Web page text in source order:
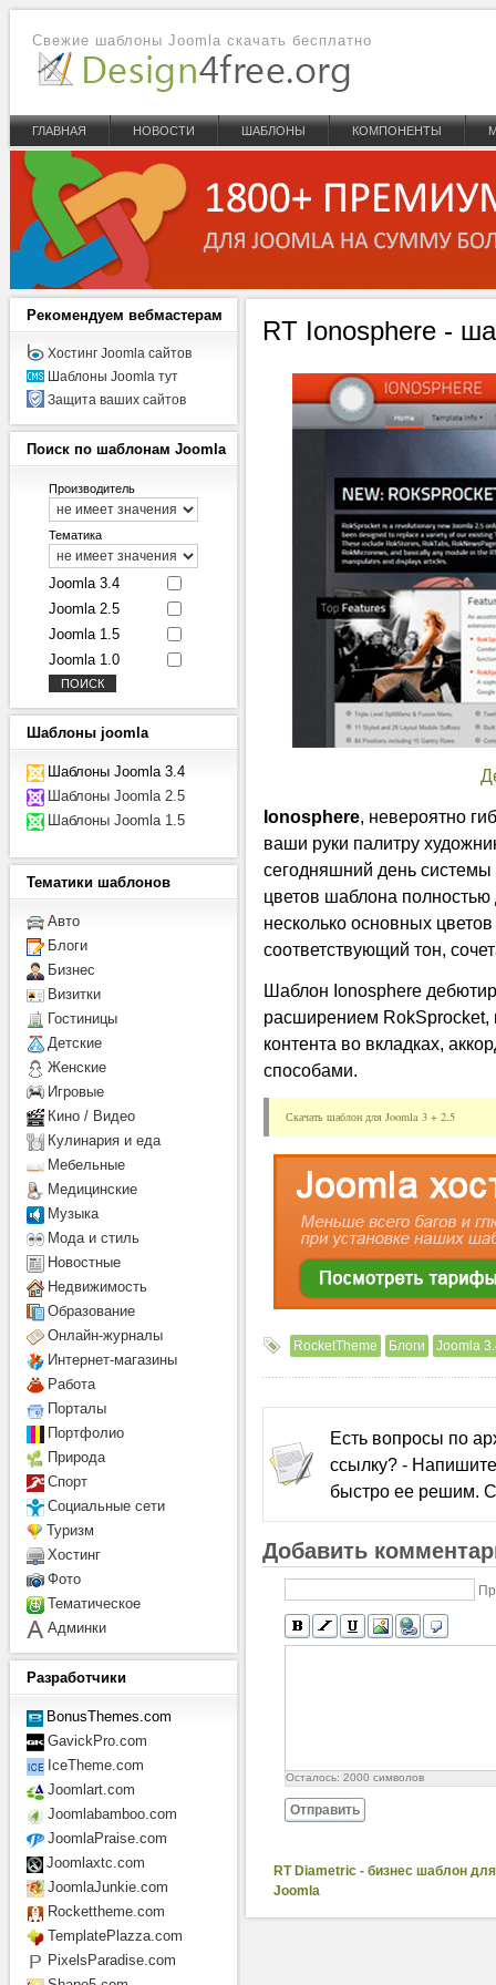
Свежие шаблоны Joomla скачать бесплатно
ГЛАВНАЯ НОВОСТИ ШАБЛОНЫ КОМПОНЕНТЫ
RT Ionosphere -
Ionosphere, невероятно
ваши руки палитру
сегодняшний день
цветов шаблона
несколько основных
соответствующий тон,
Шаблон Ionosphere
расширением RokSprocket,
контента во вкладках,
способами.
Скачать шаблон для Joomla 3 + 2.5
RocketTheme Блоги Joomla
Есть вопросы по
ссылку? -
быстро ее решим.
Добавить
Осталось: 2000 символов
Отправить
RT Diametric - бизнес шаблон для
Joomla
Рекомендуем вебмастерам
Хостинг Joomla сайтов
Шаблоны Joomla тут
Защита ваших сайтов
Поиск по шаблонам Joomla
Производитель
Тематика
Joomla 3.4
Joomla 2.5
Joomla 1.5
Joomla 1.0
Шаблоны joomla
Шаблоны Joomla 3.4
Шаблоны Joomla 2.5
Шаблоны Joomla 1.5
Тематики шаблонов
Авто
Блоги
Бизнес
Визитки
Гостиницы
Детcкие
Женские
Игровые
Кино / Видео
Кулинария и еда
Мебельные
Медицинские
Музыка
Мода и стиль
Новостные
Недвижимость
Образование
Онлайн-журналы
Интернет-магазины
Работа
Порталы
Портфолио
Природа
Спорт
Социальные сети
Туризм
Хостинг
Фото
Тематическое
Админки
Разработчики
BonusThemes.com
GavickPro.com
IceTheme.com
Joomlart.com
Joomlabamboo.com
JoomlaPraise.com
Joomlaxtc.com
JoomlaJunkie.com
Rockettheme.com
TemplatePlazza.com
PixelsParadise.com